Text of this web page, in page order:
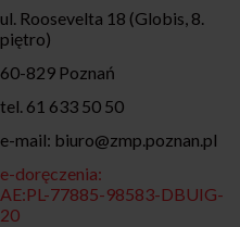
ul. Roosevelta 18 (Globis, 8.
piętro)
60-829 Poznań
tel. 61 633 50 50
e-mail: biuro@zmp.poznan.pl
e-doręczenia:
AE:PL-77885-98583-DBUIG-
20